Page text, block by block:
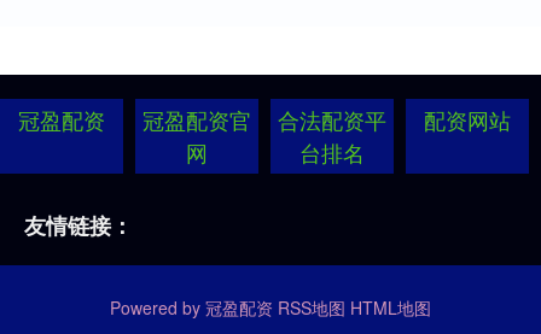
冠盈配资
冠盈配资官
网
合法配资平
台排名
配资网站
友情链接：
Powered by 冠盈配资 RSS地图 HTML地图